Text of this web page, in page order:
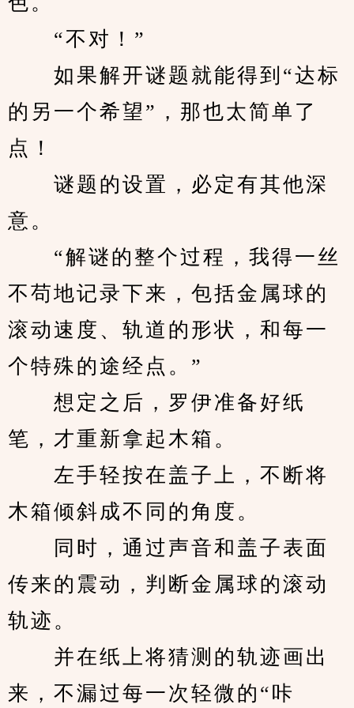
“不对！”
如果解开谜题就能得到“达标
的另一个希望”，那也太简单了
点！
谜题的设置，必定有其他深
意。
“解谜的整个过程，我得一丝
不苟地记录下来，包括金属球的
滚动速度、轨道的形状，和每一
个特殊的途经点。”
想定之后，罗伊准备好纸
笔，才重新拿起木箱。
左手轻按在盖子上，不断将
木箱倾斜成不同的角度。
同时，通过声音和盖子表面
传来的震动，判断金属球的滚动
轨迹。
并在纸上将猜测的轨迹画出
来，不漏过每一次轻微的“咔